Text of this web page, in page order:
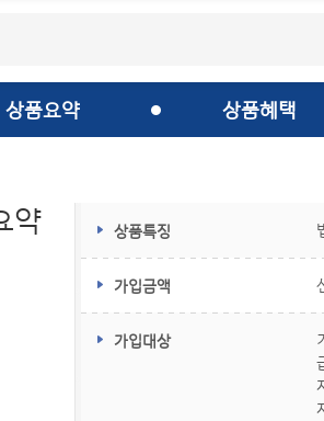
상품요약 상품혜택
약 상품특징
가입금액
가입대상